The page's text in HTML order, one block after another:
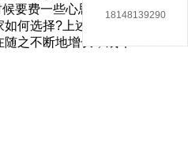
要费一些心思，图案
何选择?上述就是相
不断地增长，成印
18148139290